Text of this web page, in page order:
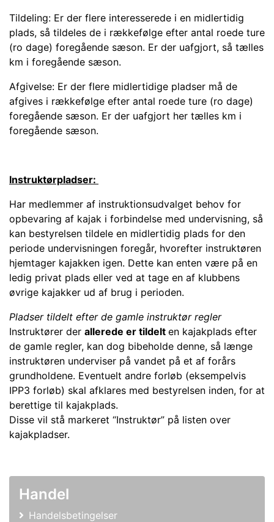
Tildeling: Er der flere interesserede i en midlertidig
plads, så tildeles de i rækkefølge efter antal roede ture
(ro dage) foregående sæson. Er der uafgjort, så tælles
km i foregående sæson.
Afgivelse: Er der flere midlertidige pladser må de
afgives i rækkefølge efter antal roede ture (ro dage)
foregående sæson. Er der uafgjort her tælles km i
foregående sæson.
Instruktørpladser:
Har medlemmer af instruktionsudvalget behov for
opbevaring af kajak i forbindelse med undervisning, så
kan bestyrelsen tildele en midlertidig plads for den
periode undervisningen foregår, hvorefter instruktøren
hjemtager kajakken igen. Dette kan enten være på en
ledig privat plads eller ved at tage en af klubbens
øvrige kajakker ud af brug i perioden.
Pladser tildelt efter de gamle instruktør regler
Instruktører der allerede er tildelt en kajakplads efter
de gamle regler, kan dog bibeholde denne, så længe
instruktøren underviser på vandet på et af forårs
grundholdene. Eventuelt andre forløb (eksempelvis
IPP3 forløb) skal afklares med bestyrelsen inden, for at
berettige til kajakplads.
Disse vil stå markeret “Instruktør” på listen over
kajakpladser.
Handel
Handelsbetingelser